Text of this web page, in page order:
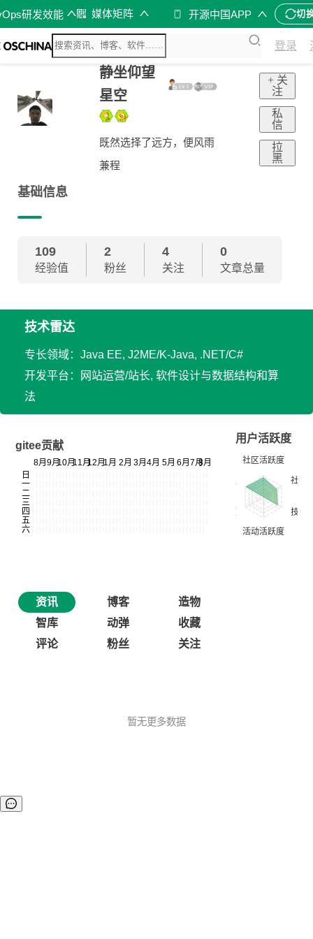
研发效能 媒体矩阵 开源中国APP 切
登录
静坐仰望
星空
既然选择了远方，便风雨
兼程
+ 关
注
私
信
拉
黑
基础信息
109
经验值
2
粉丝
4
关注
0
文章总量
技术雷达
专长领域：Java EE, J2ME/K-Java, .NET/C#
开发平台：网站运营/站长, 软件设计与数据结构和算
法
gitee贡献
用户活跃度
资讯 博客
造物
智库
动弹
收藏
评论
粉丝 关注
暂无更多数据